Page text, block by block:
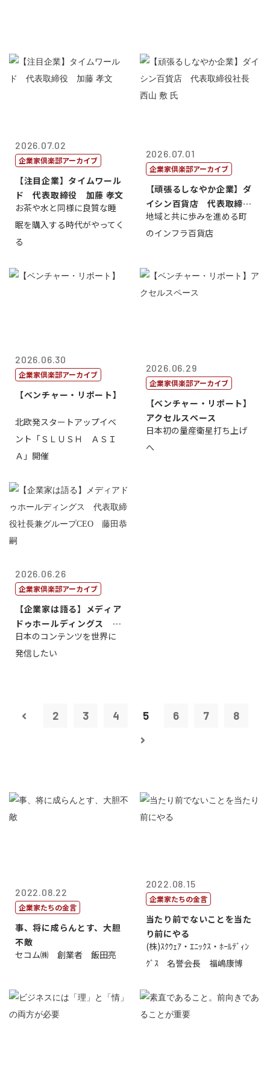
2026.07.02
企業家倶楽部アーカイブ
【注目企業】タイムワール
ド 代表取締役 加藤 孝文
お茶や水と同様に良質な睡
眠を購入する時代がやってく
る
2026.07.01
企業家倶楽部アーカイブ
【頑張るしなやか企業】ダ
イシン百貨店 代表取締役
社長 西山 ...
地域と共に歩みを進める町
のインフラ百貨店
2026.06.30
企業家倶楽部アーカイブ
【ベンチャー・リポート】
北欧発スタートアップイベ
ント「ＳＬＵＳＨ ＡＳＩ
Ａ」開催
2026.06.29
企業家倶楽部アーカイブ
【ベンチャー・リポート】
アクセルスペース
日本初の量産衛星打ち上げ
へ
2026.06.26
企業家倶楽部アーカイブ
【企業家は語る】メディア
ドゥホールディングス 代
表取締役社長...
日本のコンテンツを世界に
発信したい
2 3 4 5 6 7 8
2022.08.22
企業家たちの金言
事、将に成らんとす、大胆
不敵
セコム㈱ 創業者 飯田亮
2022.08.15
企業家たちの金言
当たり前でないことを当た
り前にやる
(株)ｽｸｳｪｱ・ｴﾆｯｸｽ・ﾎｰﾙﾃﾞｨﾝ
ｸﾞｽ 名誉会長 福嶋康博